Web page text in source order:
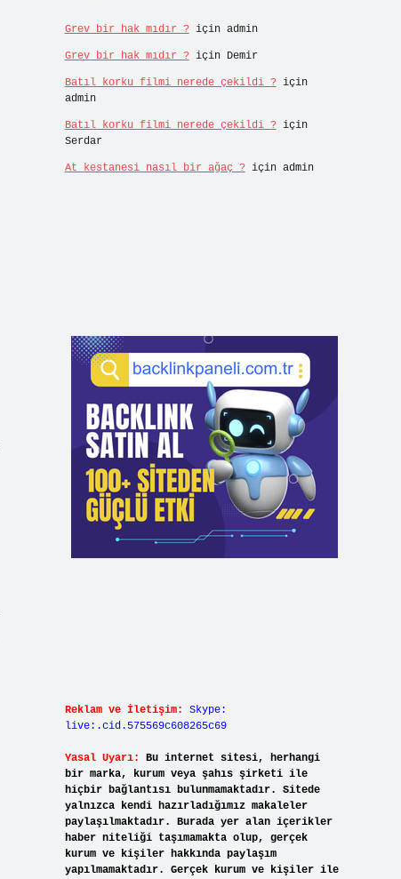
Grev bir hak mıdır ?için admin
Grev bir hak mıdır ?için Demir
Batıl korku filmi nerede çekildi ?için
admin
Batıl korku filmi nerede çekildi ?için
Serdar
At kestanesi nasıl bir ağaç ?için admin
Reklam ve İletişim:
Skype:
live:.cid.575569c608265c69
Yasal Uyarı:
Bu internet sitesi, herhangi
bir marka, kurum veya şahıs şirketi ile
hiçbir bağlantısı bulunmamaktadır. Sitede
yalnızca kendi hazırladığımız makaleler
paylaşılmaktadır. Burada yer alan içerikler
haber niteliği taşımamakta olup, gerçek
kurum ve kişiler hakkında paylaşım
yapılmamaktadır. Gerçek kurum ve kişiler ile